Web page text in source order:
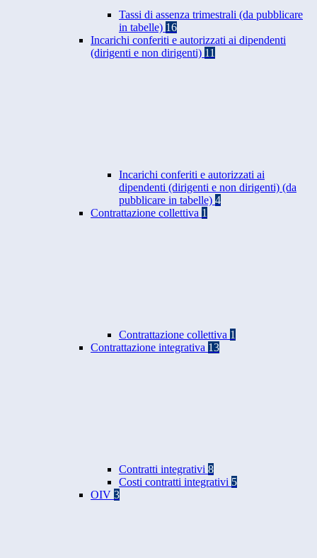
Tassi di assenza trimestrali (da pubblicare
in tabelle) 16
Incarichi conferiti e autorizzati ai dipendenti
(dirigenti e non dirigenti) 11
Incarichi conferiti e autorizzati ai
dipendenti (dirigenti e non dirigenti) (da
pubblicare in tabelle) 4
Contrattazione collettiva 1
Contrattazione collettiva 1
Contrattazione integrativa 13
Contratti integrativi 8
Costi contratti integrativi 5
OIV 3